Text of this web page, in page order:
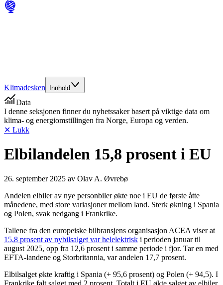
Klimadesken Innhold
Data
I denne seksjonen finner du nyhetssaker basert på viktige data om
klima- og energiomstillingen fra Norge, Europa og verden.
✕ Lukk
Elbilandelen 15,8 prosent i EU
26. september 2025 av Olav A. Øvrebø
Andelen elbiler av nye personbiler økte noe i EU de første åtte
månedene, med store variasjoner mellom land. Sterk økning i Spania
og Polen, svak nedgang i Frankrike.
Tallene fra den europeiske bilbransjens organisasjon ACEA viser at
15,8 prosent av nybilsalget var helelektrisk i perioden januar til
august 2025, opp fra 12,6 prosent i samme periode i fjor. Tar en med
EFTA-landene og Storbritannia, var andelen 17,7 prosent.
Elbilsalget økte kraftig i Spania (+ 95,6 prosent) og Polen (+ 94,5). I
Frankrike falt salget med 2 prosent. Totalt i EU økte salget av elbiler